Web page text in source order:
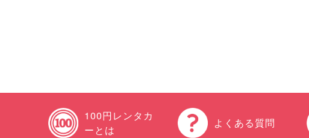
100円レンタカ
ーとは
よくある質問